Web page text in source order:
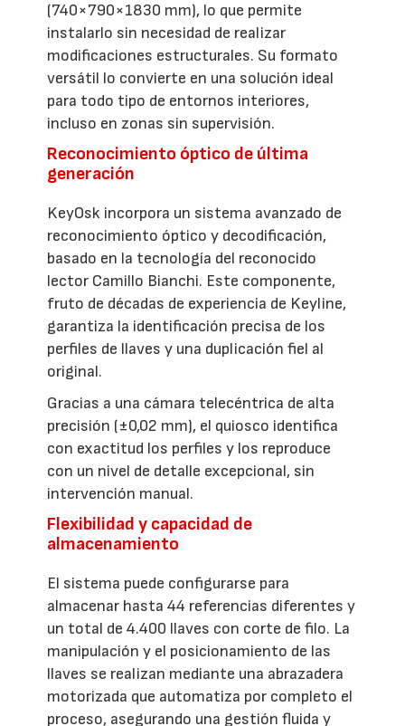
(740×790×1830 mm), lo que permite
instalarlo sin necesidad de realizar
modificaciones estructurales. Su formato
versátil lo convierte en una solución ideal
para todo tipo de entornos interiores,
incluso en zonas sin supervisión.
Reconocimiento óptico de última
generación
KeyOsk incorpora un sistema avanzado de
reconocimiento óptico y decodificación,
basado en la tecnología del reconocido
lector Camillo Bianchi. Este componente,
fruto de décadas de experiencia de Keyline,
garantiza la identificación precisa de los
perfiles de llaves y una duplicación fiel al
original.
Gracias a una cámara telecéntrica de alta
precisión (±0,02 mm), el quiosco identifica
con exactitud los perfiles y los reproduce
con un nivel de detalle excepcional, sin
intervención manual.
Flexibilidad y capacidad de
almacenamiento
El sistema puede configurarse para
almacenar hasta 44 referencias diferentes y
un total de 4.400 llaves con corte de filo. La
manipulación y el posicionamiento de las
llaves se realizan mediante una abrazadera
motorizada que automatiza por completo el
proceso, asegurando una gestión fluida y